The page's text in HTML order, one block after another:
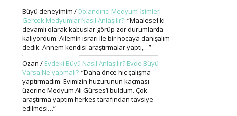
Büyü deneyimim / Dolandırıcı Medyum İsimleri –
Gerçek Medyumlar Nasıl Anlaşılır?: “Maalesef ki
devamlı olarak kabuslar görüp zor durumlarda
kalıyordum. Ailemin ısrarı ile bir hocaya danışalım
dedik. Annem kendisi araştırmalar yaptı,…”
Ozan / Evdeki Büyü Nasıl Anlaşılır? Evde Büyü
Varsa Ne yapmalı?: “Daha önce hiç çalışma
yaptırmadım. Evimizin huzurunun kaçması
üzerine Medyum Ali Gürses’i buldum. Çok
araştırma yaptım herkes tarafından tavsiye
edilmesi…”